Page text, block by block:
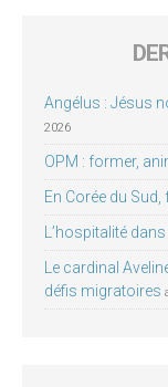
Angélus : Jésus
2026
OPM : former,
En Corée du
L’hospitalité
Le cardinal
défis migratoires